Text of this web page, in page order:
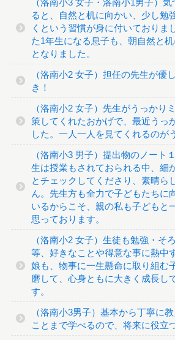
（洛南小3 女子・洛南小1男子）
ると、自然と机に向かい、少し勉
くという習慣が身に付いておりま
た1年生になる息子も、朝自然と
となりました。
（洛南小2 女子）担任の先生が優
き！
（洛南小2 女子）先生がうっかり
策してくれたおかげで、最近うっ
した。一人一人を見てくれるのが
（洛南小3 男子）提出物のノート
生は授業もされておられる中、細
とチェックしてくださり、素晴ら
ん。先生方も全力で子どもたちに
いるからこそ、親の私も子どもと
思っております。
（洛南小2 女子）生徒も勉強・そ
等、好きなことや得意な事に熱中
娘も、物事に一生懸命に取り組む
磨して、心身ともに大きく成長し
す。
（洛南小3男子）基本から丁寧に
ことまで学べるので、将来に役立